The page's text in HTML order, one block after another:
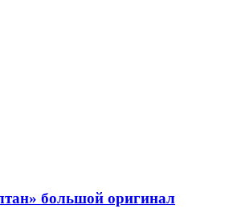
большой оригинал